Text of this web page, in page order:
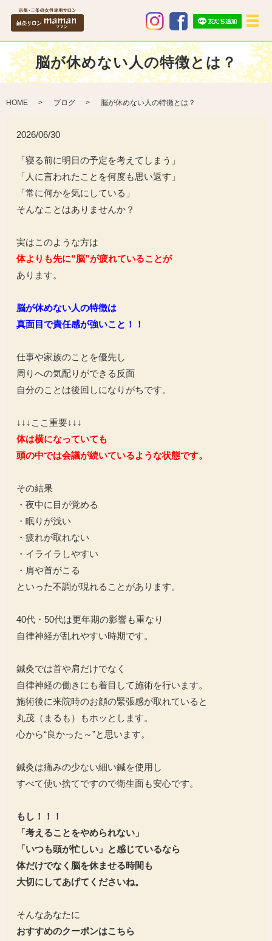
メ
脳が休めない人の特徴とは？
HOME ブログ 脳が休めない人の特徴とは？
2026/06/30
「寝る前に明日の予定を考えてしまう」
「人に言われたことを何度も思い返す」
「常に何かを気にしている」
そんなことはありませんか？
実はこのような方は
体よりも先に“脳”が疲れていることが
あります。
脳が休めない人の特徴は
真面目で責任感が強いこと！！
仕事や家族のことを優先し
周りへの気配りができる反面
自分のことは後回しになりがちです。
↓↓↓ここ重要↓↓↓
体は横になっていても
頭の中では会議が続いているような状態です。
その結果
・夜中に目が覚める
・眠りが浅い
・疲れが取れない
・イライラしやすい
・肩や首がこる
といった不調が現れることがあります。
40代・50代は更年期の影響も重なり
自律神経が乱れやすい時期です。
鍼灸では首や肩だけでなく
自律神経の働きにも着目して施術を行います。
施術後に来院時のお顔の緊張感が取れていると
丸茂（まるも）もホッとします。
心から“良かった～”と思います。
鍼灸は痛みの少ない細い鍼を使用し
すべて使い捨てですので衛生面も安心です。
もし！！！
「考えることをやめられない」
「いつも頭が忙しい」と感じているなら
体だけでなく脳を休ませる時間も
大切にしてあげてくださいね。
そんなあなたに
おすすめのクーポンはこちら